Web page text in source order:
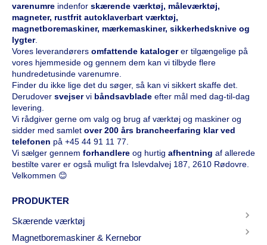
varenumre indenfor skærende værktøj, måleværktøj,
magneter, rustfrit autoklaverbart værktøj,
magnetboremaskiner, mærkemaskiner, sikkerhedsknive og
lygter.
Vores leverandørers omfattende katalogerer tilgængelige på
vores hjemmeside og gennem dem kan vi tilbyde flere
hundredetusinde varenumre.
Finder du ikke lige det du søger, så kan vi sikkert skaffe det.
Derudover svejservi båndsavblade efter mål med dag-til-dag
levering.
Vi rådgiver gerne om valg og brug af værktøj og maskiner og
sidder med samlet over 200 års brancheerfaring klar ved
telefonen på +45 44 91 11 77
Vi sælger gennem forhandlere og hurtig afhentning af allerede
bestilte varer er også muligt fra Islevdalvej 187, 2610 Rødovre.
Velkommen 😊
PRODUKTER
Skærende værktøj
Magnetboremaskiner & Kernebor